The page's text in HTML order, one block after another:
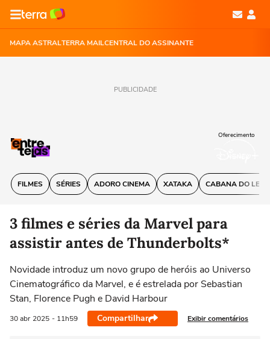
MAPA ASTRALTERRA MAILCENTRAL DO ASSINANTE
PUBLICIDADE
FILMES SÉRIES ADORO CINEMA XATAKA CABANA DO
Oferecimento
3 filmes e séries da Marvel para
assistir antes de Thunderbolts*
Novidade introduz um novo grupo de heróis ao Universo
Cinematográfico da Marvel, e é estrelada por Sebastian
Stan, Florence Pugh e David Harbour
30 abr 2025 - 11h59 Compartilhar Exibir comentários